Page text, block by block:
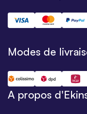
Modes de
A propos